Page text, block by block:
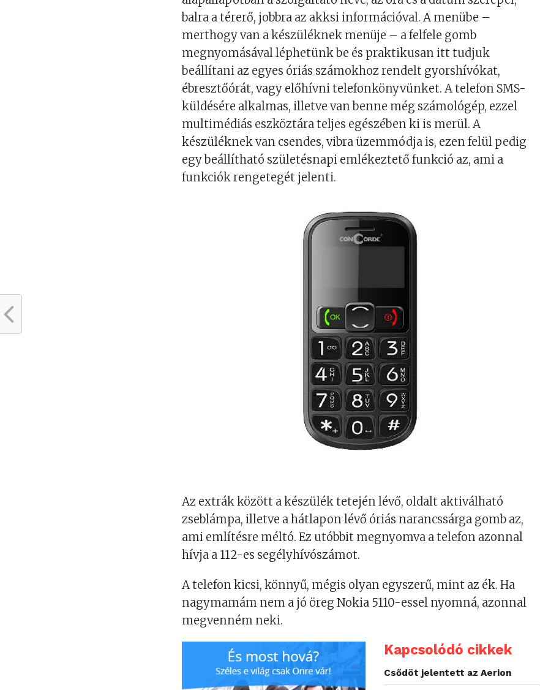
balra a térerő, jobbra az akksi információval. A menübe –
merthogy van a készüléknek menüje – a felfele gomb
megnyomásával léphetünk be és praktikusan itt tudjuk
beállítani az egyes óriás számokhoz rendelt gyorshívókat,
ébresztőórát, vagy előhívni telefonkönyvünket. A telefon SMS-
küldésére alkalmas, illetve van benne még számológép, ezzel
multimédiás eszköztára teljes egészében ki is merül. A
készüléknek van csendes, vibra üzemmódja is, ezen felül pedig
egy beállítható születésnapi emlékeztető funkció az, ami a
funkciók rengetegét jelenti.
Az extrák között a készülék tetején lévő, oldalt aktiválható
zseblámpa, illetve a hátlapon lévő óriás narancssárga gomb az,
ami említésre méltó. Ez utóbbit megnyomva a telefon azonnal
hívja a 112-es segélyhívószámot.
A telefon kicsi, könnyű, mégis olyan egyszerű, mint az ék. Ha
nagymamám nem a jó öreg Nokia 5110-essel nyomná, azonnal
megvenném neki.
Kapcsolódó cikkek
Csődöt jelentett az Aerion